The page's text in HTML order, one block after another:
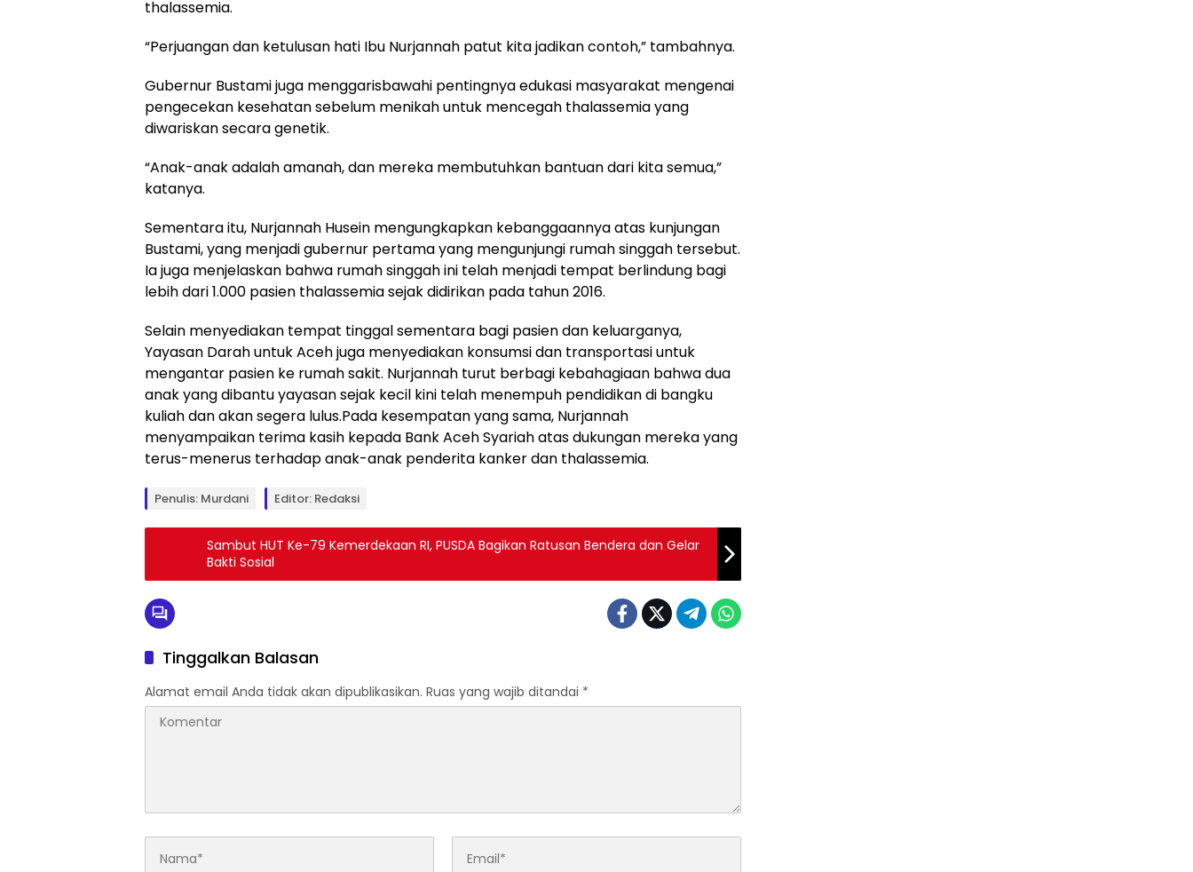
thalassemia.
“Perjuangan dan ketulusan hati Ibu Nurjannah patut kita jadikan contoh,” tambahnya.
Gubernur Bustami juga menggarisbawahi pentingnya edukasi masyarakat mengenai
pengecekan kesehatan sebelum menikah untuk mencegah thalassemia yang
diwariskan secara genetik.
“Anak-anak adalah amanah, dan mereka membutuhkan bantuan dari kita semua,”
katanya.
Sementara itu, Nurjannah Husein mengungkapkan kebanggaannya atas kunjungan
Bustami, yang menjadi gubernur pertama yang mengunjungi rumah singgah tersebut.
Ia juga menjelaskan bahwa rumah singgah ini telah menjadi tempat berlindung bagi
lebih dari 1.000 pasien thalassemia sejak didirikan pada tahun 2016.
Selain menyediakan tempat tinggal sementara bagi pasien dan keluarganya,
Yayasan Darah untuk Aceh juga menyediakan konsumsi dan transportasi untuk
mengantar pasien ke rumah sakit. Nurjannah turut berbagi kebahagiaan bahwa dua
anak yang dibantu yayasan sejak kecil kini telah menempuh pendidikan di bangku
kuliah dan akan segera lulus.Pada kesempatan yang sama, Nurjannah
menyampaikan terima kasih kepada Bank Aceh Syariah atas dukungan mereka yang
terus-menerus terhadap anak-anak penderita kanker dan thalassemia.
Penulis: Murdani Editor: Redaksi
Sambut HUT Ke-79 Kemerdekaan RI, PUSDA Bagikan Ratusan Bendera dan Gelar
Bakti Sosial
Tinggalkan Balasan
Alamat email Anda tidak akan dipublikasikan. Ruas yang wajib ditandai *